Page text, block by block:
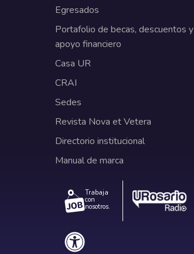
Egresados
Portafolio de becas, descuentos y
apoyo financiero
Casa UR
CRAI
Sedes
Revista Nova et Vetera
Directorio institucional
Manual de marca
Trabaja
con
nosotros.